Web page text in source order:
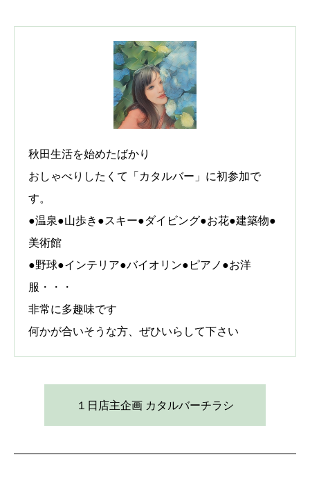
秋田生活を始めたばかり
おしゃべりしたくて「カタルバー」に初参加で
す。
●温泉●山歩き●スキー●ダイビング●お花●建築物●
美術館
●野球●インテリア●バイオリン●ピアノ●お洋
服・・・
非常に多趣味です
何かが合いそうな方、ぜひいらして下さい
１日店主企画 カタルバーチラシ